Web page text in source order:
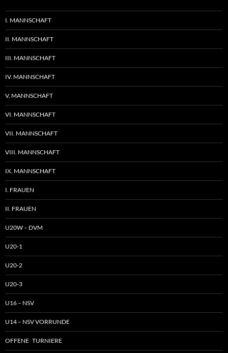
I. MANNSCHAFT
II. MANNSCHAFT
III. MANNSCHAFT
IV. MANNSCHAFT
V. MANNSCHAFT
VI. MANNSCHAFT
VII. MANNSCHAFT
VIII. MANNSCHAFT
IX. MANNSCHAFT
I. FRAUEN
II. FRAUEN
U20W – DVM
U20-1
U20-2
U20-3
U16 – NSV
U14 – NSV VORRUNDE
OFFENE TURNIERE